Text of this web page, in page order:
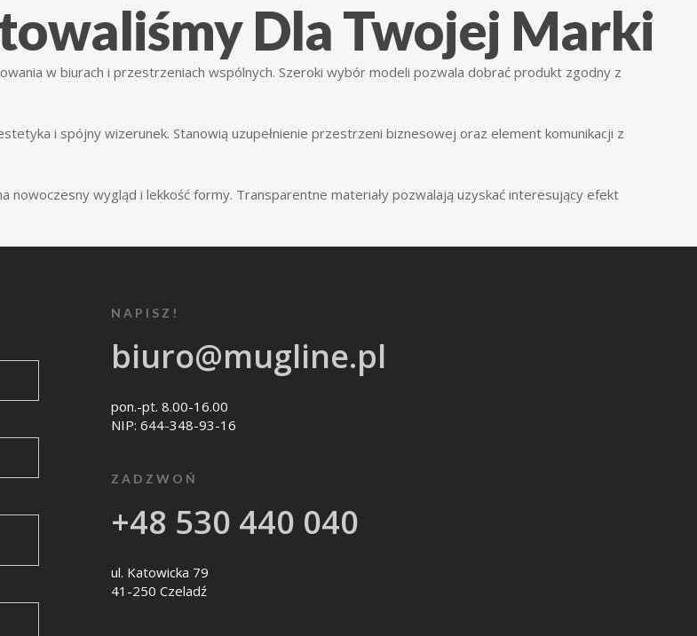
Dla Twojej Marki
w biurach i przestrzeniach wspólnych. Szeroki wybór modeli pozwala dobrać produkt zgodny z
i spójny wizerunek. Stanowią uzupełnienie przestrzeni biznesowej oraz element komunikacji z
nowoczesny wygląd i lekkość formy. Transparentne materiały pozwalają uzyskać interesujący efekt
NAPISZ!
biuro@mugline.pl
pon.-pt. 8.00-16.00
NIP: 644-348-93-16
ZADZWOŃ
+48 530 440 040
ul. Katowicka 79
41-250 Czeladź